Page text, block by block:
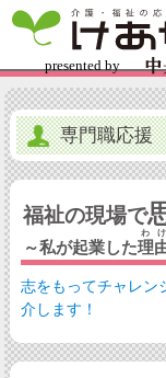
専門職応援
福祉の現場で
～私が起業した理
わけ
志をもってチャレン
介します！